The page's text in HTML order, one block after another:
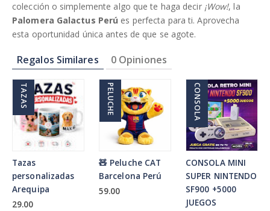
colección o simplemente algo que te haga decir ¡Wow!, la
Palomera Galactus Perú es perfecta para ti. Aprovecha
esta oportunidad única antes de que se agote.
Regalos Similares 0 Opiniones
TAZAS
Tazas
personalizadas
Arequipa
29.00
PELUCHE
🧸 Peluche CAT
Barcelona Perú
59.00
CONSOLA
CONSOLA MINI
SUPER NINTENDO
SF900 +5000
JUEGOS